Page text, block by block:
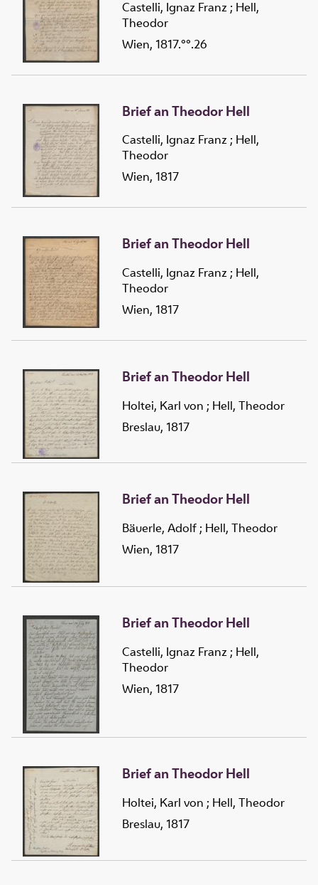
Castelli, Ignaz Franz ; Hell,
Theodor
Wien, 1817.°°.26
Brief an Theodor Hell
Castelli, Ignaz Franz ; Hell,
Theodor
Wien, 1817
Brief an Theodor Hell
Castelli, Ignaz Franz ; Hell,
Theodor
Wien, 1817
Brief an Theodor Hell
Holtei, Karl von ; Hell, Theodor
Breslau, 1817
Brief an Theodor Hell
Bäuerle, Adolf ; Hell, Theodor
Wien, 1817
Brief an Theodor Hell
Castelli, Ignaz Franz ; Hell,
Theodor
Wien, 1817
Brief an Theodor Hell
Holtei, Karl von ; Hell, Theodor
Breslau, 1817